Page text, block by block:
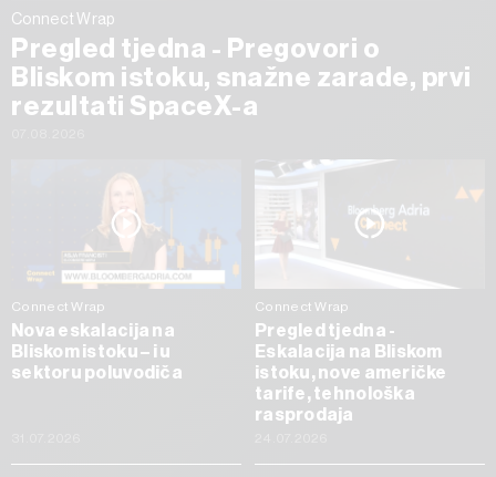
Connect Wrap
Pregled tjedna - Pregovori o
Bliskom istoku, snažne zarade, prvi
rezultati SpaceX-a
Connect Wrap
Nova eskalacija na
Bliskom istoku – i u
sektoru poluvodiča
Connect Wrap
Pregled tjedna -
Eskalacija na Bliskom
istoku, nove američke
tarife, tehnološka
rasprodaja